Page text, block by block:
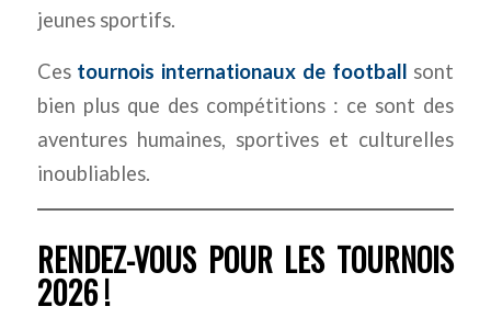
jeunes sportifs.
Ces tournois internationaux de football sont
bien plus que des compétitions : ce sont des
aventures humaines, sportives et culturelles
inoubliables.
RENDEZ-VOUS POUR LES TOURNOIS
2026 !